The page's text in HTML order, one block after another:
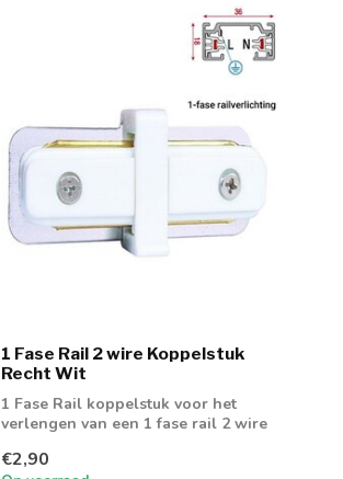
1 Fase Rail 2 wire Koppelstuk
Recht Wit
1 Fase Rail koppelstuk voor het
verlengen van een 1 fase rail 2 wire
€2,90